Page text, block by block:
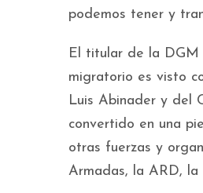
podemos tener y
El titular de la DGM
migratorio es visto
Luis Abinader y del
convertido en una
otras fuerzas y
Armadas, la ARD,